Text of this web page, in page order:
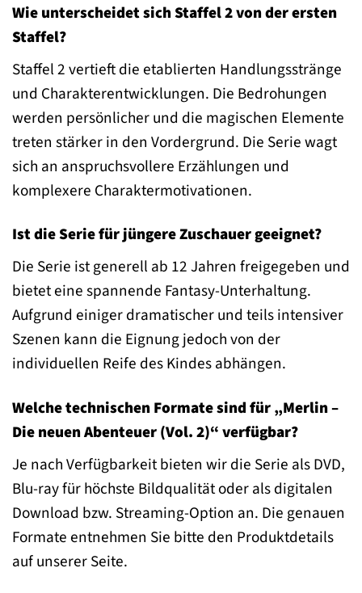
Wie unterscheidet sich Staffel 2 von der ersten
Staffel?
Staffel 2 vertieft die etablierten Handlungsstränge
und Charakterentwicklungen. Die Bedrohungen
werden persönlicher und die magischen Elemente
treten stärker in den Vordergrund. Die Serie wagt
sich an anspruchsvollere Erzählungen und
komplexere Charaktermotivationen.
Ist die Serie für jüngere Zuschauer geeignet?
Die Serie ist generell ab 12 Jahren freigegeben und
bietet eine spannende Fantasy-Unterhaltung.
Aufgrund einiger dramatischer und teils intensiver
Szenen kann die Eignung jedoch von der
individuellen Reife des Kindes abhängen.
Welche technischen Formate sind für „Merlin –
Die neuen Abenteuer (Vol. 2)“ verfügbar?
Je nach Verfügbarkeit bieten wir die Serie als DVD,
Blu-ray für höchste Bildqualität oder als digitalen
Download bzw. Streaming-Option an. Die genauen
Formate entnehmen Sie bitte den Produktdetails
auf unserer Seite.